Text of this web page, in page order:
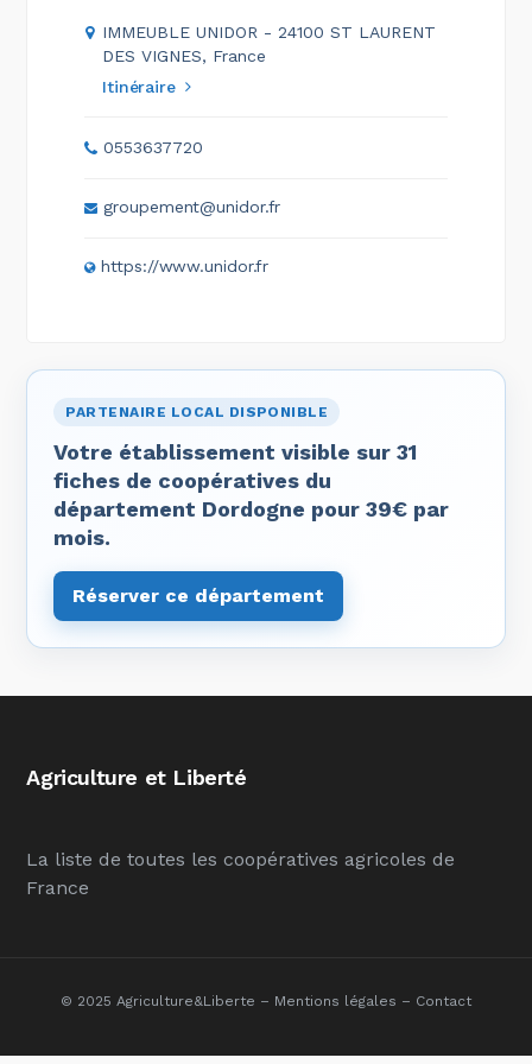
IMMEUBLE UNIDOR - 24100 ST LAURENT
DES VIGNES, France
Itinéraire
0553637720
groupement@unidor.fr
https://www.unidor.fr
PARTENAIRE LOCAL DISPONIBLE
Votre établissement visible sur 31
fiches de coopératives du
département Dordogne pour 39€ par
mois.
Réserver ce département
Agriculture et Liberté
La liste de toutes les coopératives agricoles de
France
© 2025 Agriculture&Liberte – Mentions légales – Contact